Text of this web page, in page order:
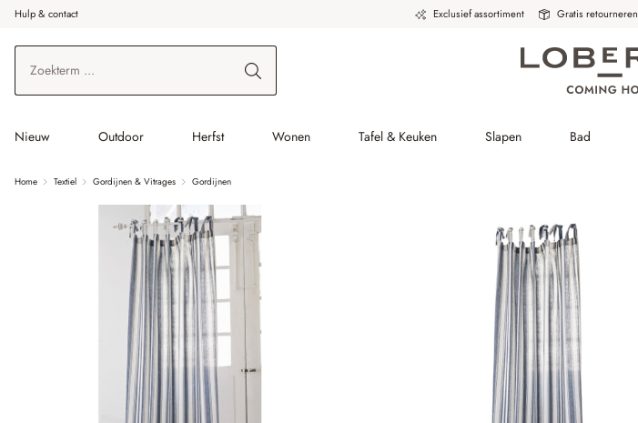
de hoofdinhoud
Ga naar zoeken
Ga naar de hoofdnavigatie
Hulp & contact Exclusief assortiment Gratis retourneren
Nieuw Outdoor Herfst Wonen Tafel & Keuken Slapen Bad
Home Textiel Gordijnen & Vitrages Gordijnen